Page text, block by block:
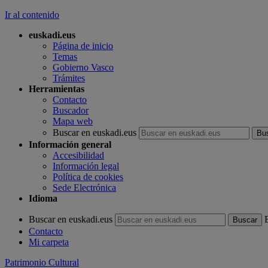
Ir al contenido
euskadi.eus
Página de inicio
Temas
Gobierno Vasco
Trámites
Herramientas
Contacto
Buscador
Mapa web
Buscar en euskadi.eus
Información general
Accesibilidad
Información legal
Política de cookies
Sede Electrónica
Idioma
Buscar en euskadi.eus
Contacto
Mi carpeta
Patrimonio Cultural